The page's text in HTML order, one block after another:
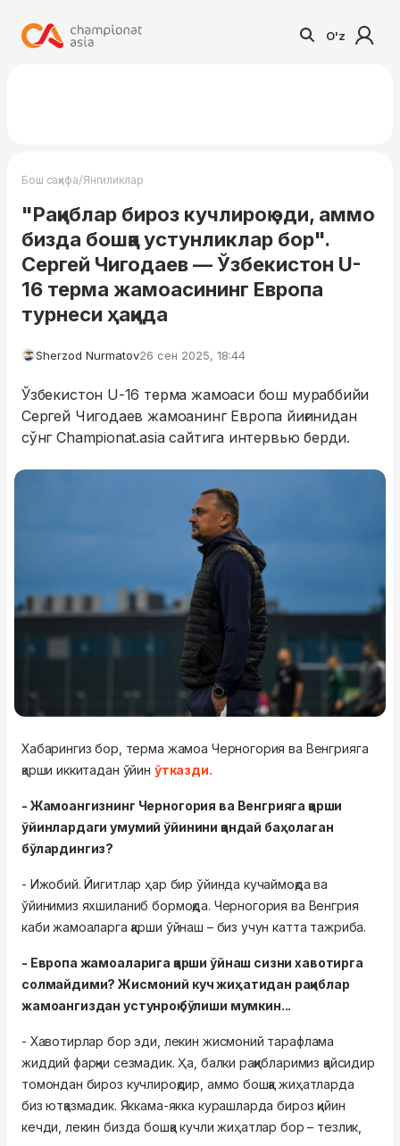
O'z
Бош саҳифа/Янгиликлар
"Рақиблар бироз кучлироқ эди, аммо
бизда бошқа устунликлар бор".
Сергей Чигодаев — Ўзбекистон U-
16 терма жамоасининг Европа
турнеси ҳақида
Sherzod Nurmatov26 сен 2025, 18:44
Ўзбекистон U-16 терма жамоаси бош мураббийи
Сергей Чигодаев жамоанинг Европа йиғинидан
сўнг Championat.asia сайтига интервью берди.
Хабарингиз бор, терма жамоа Черногория ва Венгрияга
қарши иккитадан ўйин ўтказди.
- Жамоангизнинг Черногория ва Венгрияга қарши
ўйинлардаги умумий ўйинини қандай баҳолаган
бўлардингиз?
- Ижобий. Йигитлар ҳар бир ўйинда кучаймоқда ва
ўйинимиз яхшиланиб бормоқда. Черногория ва Венгрия
каби жамоаларга қарши ўйнаш – биз учун катта тажриба.
- Европа жамоаларига қарши ўйнаш сизни хавотирга
солмайдими? Жисмоний куч жиҳатидан рақиблар
жамоангиздан устунроқ бўлиши мумкин...
- Хавотирлар бор эди, лекин жисмоний тарафлама
жиддий фарқни сезмадик. Ҳа, балки рақибларимиз қайсидир
томондан бироз кучлироқдир, аммо бошқа жиҳатларда
биз ютқазмадик. Яккама-якка курашларда бироз қийин
кечди, лекин бизда бошқа кучли жиҳатлар бор – тезлик,